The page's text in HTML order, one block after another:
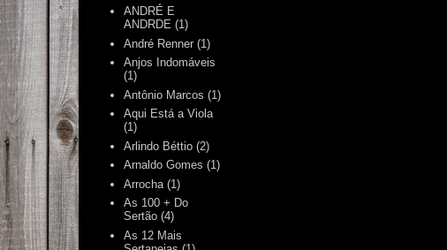
ANDRÉ E
ANDRDE (1)
André Renner (1)
Anjos Indomáveis
(1)
Antônio Marcos (1)
Aqui Está a Viola
(1)
Arlindo Béttio (2)
Arnaldo Gomes (1)
Arrocha (1)
As 100 + Do
Sertão (4)
As 12 Mais